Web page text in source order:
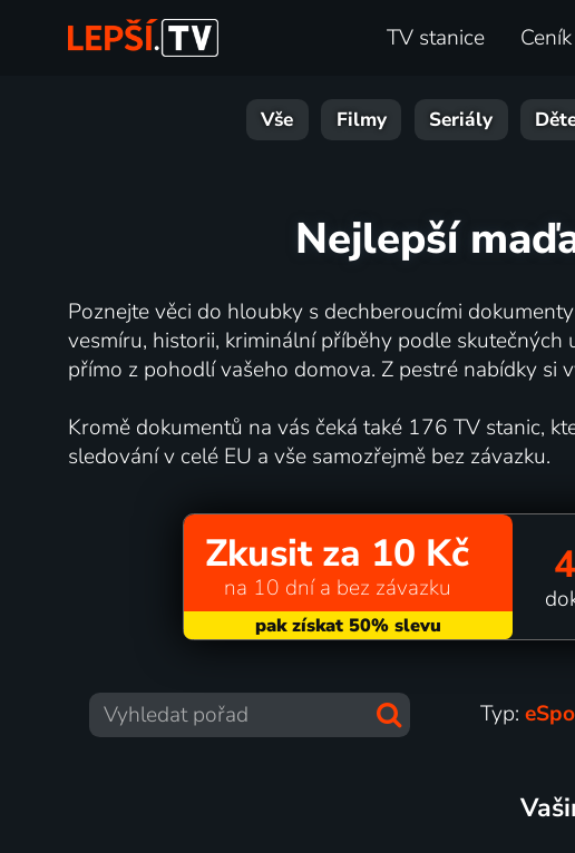
TV stanice Ceník
Vše Filmy Seriály
Nejlepší
Poznejte věci do hloubky s dechberoucími
vesmíru, historii, kriminální příběhy podle skutečných
přímo z pohodlí vašeho domova. Z pestré nabídky si
Kromě dokumentů na vás čeká také 176 TV stanic,
sledování v celé EU a vše samozřejmě bez závazku.
Zkusit za 10 Kč
na 10 dní a bez závazku
Typ: